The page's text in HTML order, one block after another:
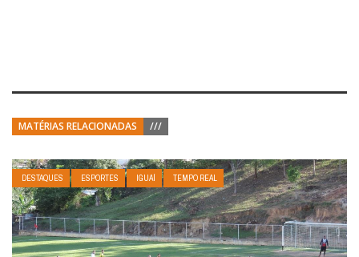
MATÉRIAS RELACIONADAS ///
DESTAQUES ESPORTES IGUAÍ TEMPO REAL